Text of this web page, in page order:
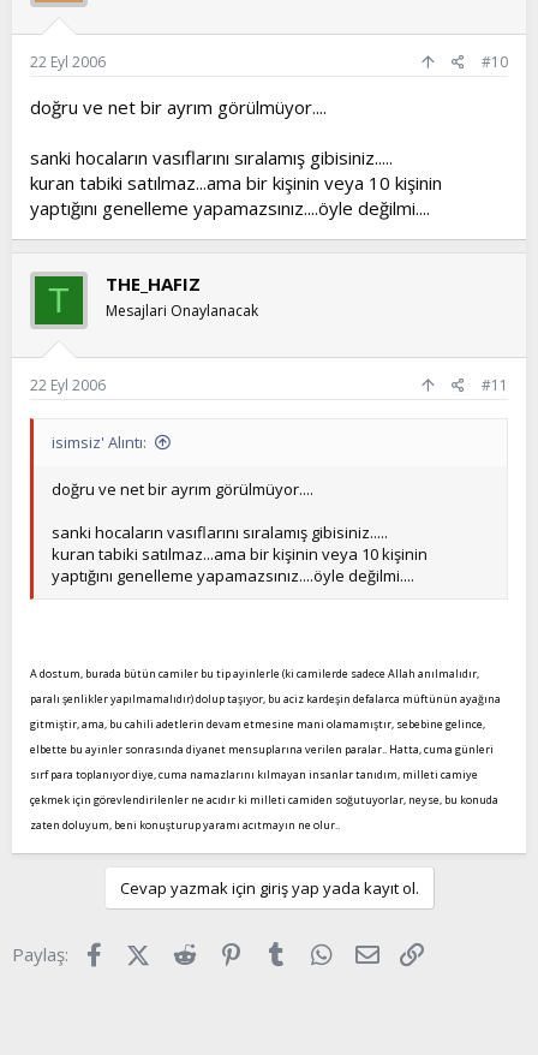
22 Eyl 2006 #10
doğru ve net bir ayrım görülmüyor....
sanki hocaların vasıflarını sıralamış gibisiniz.....
kuran tabiki satılmaz...ama bir kişinin veya 10 kişinin
yaptığını genelleme yapamazsınız....öyle değilmi....
T THE_HAFIZ
Mesajlari Onaylanacak
22 Eyl 2006 #11
isimsiz' Alıntı:
doğru ve net bir ayrım görülmüyor....
sanki hocaların vasıflarını sıralamış gibisiniz.....
kuran tabiki satılmaz...ama bir kişinin veya 10 kişinin
yaptığını genelleme yapamazsınız....öyle değilmi....
A dostum, burada bütün camiler bu tip ayinlerle (ki camilerde sadece Allah anılmalıdır,
paralı şenlikler yapılmamalıdır) dolup taşıyor, bu aciz kardeşin defalarca müftünün ayağına
gitmiştir, ama, bu cahili adetlerin devam etmesine mani olamamıştır, sebebine gelince,
elbette bu ayinler sonrasında diyanet mensuplarına verilen paralar.. Hatta, cuma günleri
sırf para toplanıyor diye, cuma namazlarını kılmayan insanlar tanıdım, milleti camiye
çekmek için görevlendirilenler ne acıdır ki milleti camiden soğutuyorlar, neyse, bu konuda
zaten doluyum, beni konuşturup yaramı acıtmayın ne olur..
Cevap yazmak için giriş yap yada kayıt ol.
Paylaş: FacebookX (Twitter)
Reddit Pinterest
Tumblr WhatsApp
E-posta